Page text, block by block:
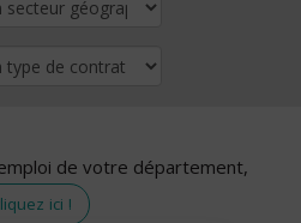
de votre département,
ici !